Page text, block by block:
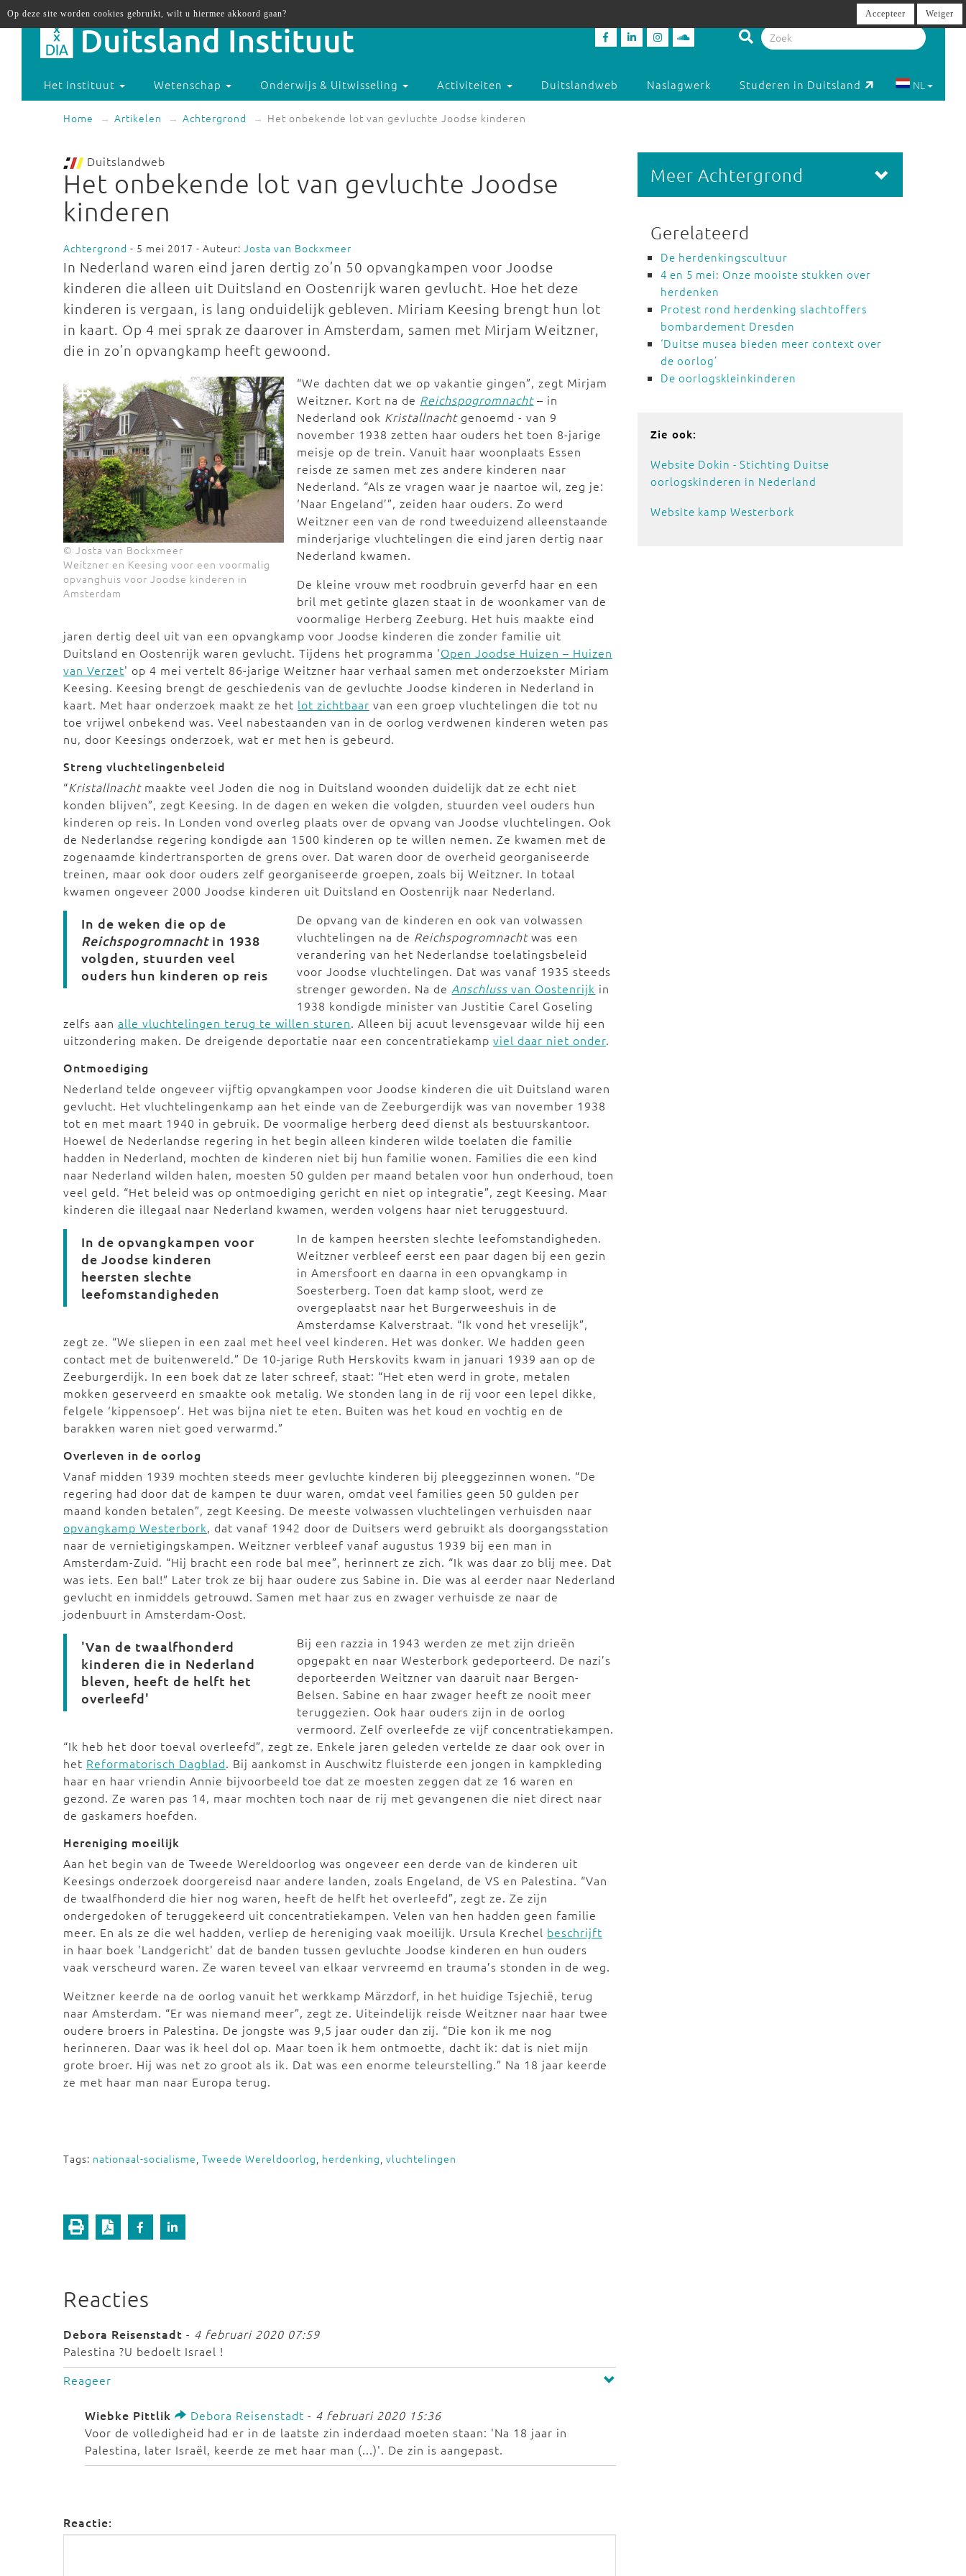
Het instituut Wetenschap Onderwijs & Uitwisseling Activiteiten Duitslandweb Naslagwerk Studeren in Duitsland NL
Home Artikelen Achtergrond Het onbekende lot van gevluchte Joodse kinderen
Duitslandweb
Het onbekende lot van gevluchte Joodse
kinderen
Achtergrond - 5 mei 2017 - Auteur: Josta van Bockxmeer
In Nederland waren eind jaren dertig zo’n 50 opvangkampen voor Joodse
kinderen die alleen uit Duitsland en Oostenrijk waren gevlucht. Hoe het deze
kinderen is vergaan, is lang onduidelijk gebleven. Miriam Keesing brengt hun lot
in kaart. Op 4 mei sprak ze daarover in Amsterdam, samen met Mirjam Weitzner,
die in zo’n opvangkamp heeft gewoond.
© Josta van Bockxmeer
Weitzner en Keesing voor een voormalig
opvanghuis voor Joodse kinderen in
Amsterdam
“We dachten dat we op vakantie gingen”, zegt Mirjam
Weitzner. Kort na de Reichspogromnacht– in
Nederland ook Kristallnachtgenoemd - van 9
november 1938 zetten haar ouders het toen 8-jarige
meisje op de trein. Vanuit haar woonplaats Essen
reisde ze samen met zes andere kinderen naar
Nederland. “Als ze vragen waar je naartoe wil, zeg je:
‘Naar Engeland’”, zeiden haar ouders. Zo werd
Weitzner een van de rond tweeduizend alleenstaande
minderjarige vluchtelingen die eind jaren dertig naar
Nederland kwamen.
De kleine vrouw met roodbruin geverfd haar en een
bril met getinte glazen staat in de woonkamer van de
voormalige Herberg Zeeburg. Het huis maakte eind
jaren dertig deel uit van een opvangkamp voor Joodse kinderen die zonder familie uit
Duitsland en Oostenrijk waren gevlucht. Tijdens het programma 'Open Joodse Huizen – Huizen
van Verzet' op 4 mei vertelt 86-jarige Weitzner haar verhaal samen met onderzoekster Miriam
Keesing. Keesing brengt de geschiedenis van de gevluchte Joodse kinderen in Nederland in
kaart. Met haar onderzoek maakt ze het lot zichtbaar van een groep vluchtelingen die tot nu
toe vrijwel onbekend was. Veel nabestaanden van in de oorlog verdwenen kinderen weten pas
nu, door Keesings onderzoek, wat er met hen is gebeurd.
Streng vluchtelingenbeleid
“Kristallnachtmaakte veel Joden die nog in Duitsland woonden duidelijk dat ze echt niet
konden blijven”, zegt Keesing. In de dagen en weken die volgden, stuurden veel ouders hun
kinderen op reis. In Londen vond overleg plaats over de opvang van Joodse vluchtelingen. Ook
de Nederlandse regering kondigde aan 1500 kinderen op te willen nemen. Ze kwamen met de
zogenaamde kindertransporten de grens over. Dat waren door de overheid georganiseerde
treinen, maar ook door ouders zelf georganiseerde groepen, zoals bij Weitzner. In totaal
kwamen ongeveer 2000 Joodse kinderen uit Duitsland en Oostenrijk naar Nederland.
In de weken die op de
Reichspogromnachtin 1938
volgden, stuurden veel
ouders hun kinderen op reis
De opvang van de kinderen en ook van volwassen
vluchtelingen na de Reichspogromnachtwas een
verandering van het Nederlandse toelatingsbeleid
voor Joodse vluchtelingen. Dat was vanaf 1935 steeds
strenger geworden. Na de Anschluss van Oostenrijk in
1938 kondigde minister van Justitie Carel Goseling
zelfs aan alle vluchtelingen terug te willen sturen. Alleen bij acuut levensgevaar wilde hij een
uitzondering maken. De dreigende deportatie naar een concentratiekamp viel daar niet onder.
Ontmoediging
Nederland telde ongeveer vijftig opvangkampen voor Joodse kinderen die uit Duitsland waren
gevlucht. Het vluchtelingenkamp aan het einde van de Zeeburgerdijk was van november 1938
tot en met maart 1940 in gebruik. De voormalige herberg deed dienst als bestuurskantoor.
Hoewel de Nederlandse regering in het begin alleen kinderen wilde toelaten die familie
hadden in Nederland, mochten de kinderen niet bij hun familie wonen. Families die een kind
naar Nederland wilden halen, moesten 50 gulden per maand betalen voor hun onderhoud, toen
veel geld. “Het beleid was op ontmoediging gericht en niet op integratie”, zegt Keesing. Maar
kinderen die illegaal naar Nederland kwamen, werden volgens haar niet teruggestuurd.
In de opvangkampen voor
de Joodse kinderen
heersten slechte
leefomstandigheden
In de kampen heersten slechte leefomstandigheden.
Weitzner verbleef eerst een paar dagen bij een gezin
in Amersfoort en daarna in een opvangkamp in
Soesterberg. Toen dat kamp sloot, werd ze
overgeplaatst naar het Burgerweeshuis in de
Amsterdamse Kalverstraat. “Ik vond het vreselijk”,
zegt ze. “We sliepen in een zaal met heel veel kinderen. Het was donker. We hadden geen
contact met de buitenwereld.” De 10-jarige Ruth Herskovits kwam in januari 1939 aan op de
Zeeburgerdijk. In een boek dat ze later schreef, staat: “Het eten werd in grote, metalen
mokken geserveerd en smaakte ook metalig. We stonden lang in de rij voor een lepel dikke,
felgele ‘kippensoep’. Het was bijna niet te eten. Buiten was het koud en vochtig en de
barakken waren niet goed verwarmd.”
Overleven in de oorlog
Vanaf midden 1939 mochten steeds meer gevluchte kinderen bij pleeggezinnen wonen. “De
regering had door dat de kampen te duur waren, omdat veel families geen 50 gulden per
maand konden betalen”, zegt Keesing. De meeste volwassen vluchtelingen verhuisden naar
opvangkamp Westerbork, dat vanaf 1942 door de Duitsers werd gebruikt als doorgangsstation
naar de vernietigingskampen. Weitzner verbleef vanaf augustus 1939 bij een man in
Amsterdam-Zuid. “Hij bracht een rode bal mee”, herinnert ze zich. “Ik was daar zo blij mee. Dat
was iets. Een bal!” Later trok ze bij haar oudere zus Sabine in. Die was al eerder naar Nederland
gevlucht en inmiddels getrouwd. Samen met haar zus en zwager verhuisde ze naar de
jodenbuurt in Amsterdam-Oost.
'Van de twaalfhonderd
kinderen die in Nederland
bleven, heeft de helft het
overleefd'
Bij een razzia in 1943 werden ze met zijn drieën
opgepakt en naar Westerbork gedeporteerd. De nazi’s
deporteerden Weitzner van daaruit naar Bergen-
Belsen. Sabine en haar zwager heeft ze nooit meer
teruggezien. Ook haar ouders zijn in de oorlog
vermoord. Zelf overleefde ze vijf concentratiekampen.
“Ik heb het door toeval overleefd”, zegt ze. Enkele jaren geleden vertelde ze daar ook over in
het Reformatorisch Dagblad. Bij aankomst in Auschwitz fluisterde een jongen in kampkleding
haar en haar vriendin Annie bijvoorbeeld toe dat ze moesten zeggen dat ze 16 waren en
gezond. Ze waren pas 14, maar mochten toch naar de rij met gevangenen die niet direct naar
de gaskamers hoefden.
Hereniging moeilijk
Aan het begin van de Tweede Wereldoorlog was ongeveer een derde van de kinderen uit
Keesings onderzoek doorgereisd naar andere landen, zoals Engeland, de VS en Palestina. “Van
de twaalfhonderd die hier nog waren, heeft de helft het overleefd”, zegt ze. Ze zijn
ondergedoken of teruggekeerd uit concentratiekampen. Velen van hen hadden geen familie
meer. En als ze die wel hadden, verliep de hereniging vaak moeilijk. Ursula Krechel beschrijft
in haar boek 'Landgericht' dat de banden tussen gevluchte Joodse kinderen en hun ouders
vaak verscheurd waren. Ze waren teveel van elkaar vervreemd en trauma’s stonden in de weg.
Weitzner keerde na de oorlog vanuit het werkkamp Märzdorf, in het huidige Tsjechië, terug
naar Amsterdam. “Er was niemand meer”, zegt ze. Uiteindelijk reisde Weitzner naar haar twee
oudere broers in Palestina. De jongste was 9,5 jaar ouder dan zij. “Die kon ik me nog
herinneren. Daar was ik heel dol op. Maar toen ik hem ontmoette, dacht ik: dat is niet mijn
grote broer. Hij was net zo groot als ik. Dat was een enorme teleurstelling.” Na 18 jaar keerde
ze met haar man naar Europa terug.
Tags: nationaal-socialisme, Tweede Wereldoorlog, herdenking, vluchtelingen
Reacties
Debora Reisenstadt - 4 februari 2020 07:59
Palestina ?U bedoelt Israel !
Reageer
Wiebke Pittlik Debora Reisenstadt - 4 februari 2020 15:36
Voor de volledigheid had er in de laatste zin inderdaad moeten staan: 'Na 18 jaar in
Palestina, later Israël, keerde ze met haar man (...)'. De zin is aangepast.
Reactie:
Meer Achtergrond
Gerelateerd
De herdenkingscultuur
4 en 5 mei: Onze mooiste stukken over
herdenken
Protest rond herdenking slachtoffers
bombardement Dresden
‘Duitse musea bieden meer context over
de oorlog’
De oorlogskleinkinderen
Zie ook:
Website Dokin - Stichting Duitse
oorlogskinderen in Nederland
Website kamp Westerbork
Op deze site worden cookies gebruikt, wilt u hiermee akkoord gaan? Accepteer Weiger